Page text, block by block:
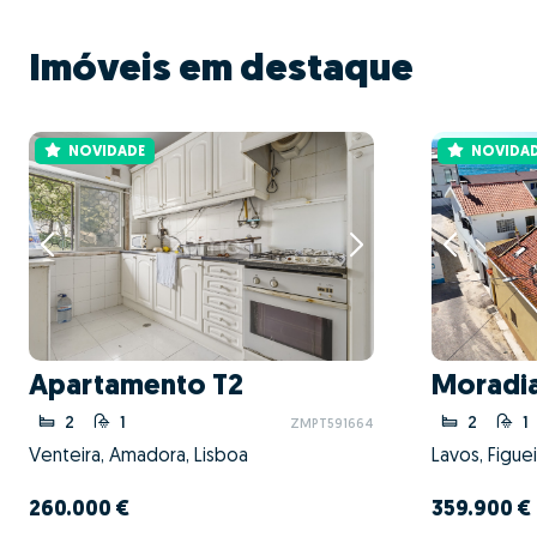
Imóveis em destaque
NOVIDADE
Apartamento T2
2 1 ZMPT591664
Venteira, Amadora, Lisboa
260.000 €
2 1
Lavos,
359.900 €